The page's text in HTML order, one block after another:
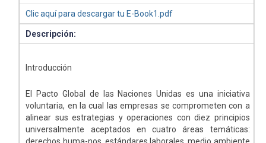
Clic aquí para descargar tu E-Book1.pdf
Descripción:
Introducción
El Pacto Global de las Naciones Unidas es una iniciativa
voluntaria, en la cual las empresas se comprometen con a
alinear sus estrategias y operaciones con diez principios
universalmente aceptados en cuatro áreas temáticas: